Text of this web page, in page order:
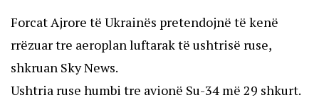
Forcat Ajrore të Ukrainës pretendojnë të kenë
rrëzuar tre aeroplan luftarak të ushtrisë ruse,
shkruan Sky News.
Ushtria ruse humbi tre avionë Su-34 më 29 shkurt.